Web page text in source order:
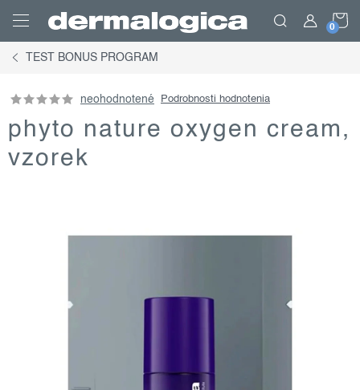
obsah
TEST BONUS PROGRAM
neohodnotené Podrobnosti hodnotenia
phyto nature oxygen cream,
vzorek